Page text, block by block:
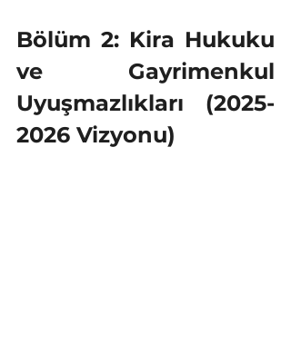
Bölüm 2: Kira Hukuku
ve Gayrimenkul
Uyuşmazlıkları (2025-
2026 Vizyonu)